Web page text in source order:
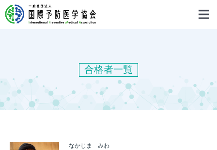
合格者一覧
なかじま みわ